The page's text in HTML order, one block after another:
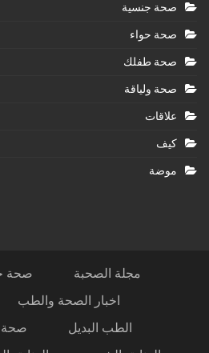
صحة جنسية
صحة حواء
صحة طفلك
صحة ولياقة
علاقات
كيف
موضة
مجلة الصحبة صحة
اخبار الصحة والطب
الطب البديل
صحة